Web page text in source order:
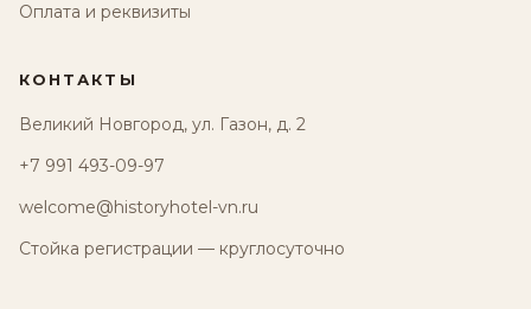
Оплата и реквизиты
КОНТАКТЫ
Великий Новгород, ул. Газон, д. 2
+7 991 493-09-97
welcome@historyhotel-vn.ru
Стойка регистрации — круглосуточно